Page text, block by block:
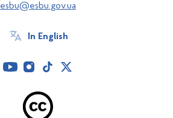
esbu@esbu.gov.ua
In English